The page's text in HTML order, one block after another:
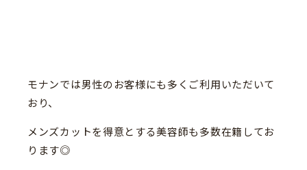
モナンでは男性のお客様にも多くご利用いただいて
おり、
メンズカットを得意とする美容師も多数在籍してお
ります◎